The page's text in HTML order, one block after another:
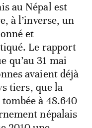
au Népal est
à l’inverse, un
et
Le rapport
qu’au 31 mai
avaient déjà
tiers, que la
à 48.640
népalais